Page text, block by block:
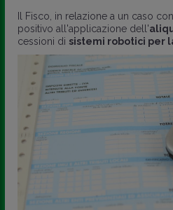
Il Fisco, in relazione a un caso
positivo all'applicazione dell'
cessioni di sistemi robotici per